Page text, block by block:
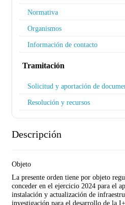
Normativa
Organismos
Información de contacto
Tramitación
Solicitud y aportación de
Resolución y recursos
Descripción
Objeto
La presente orden tiene por objeto
conceder en el ejercicio 2024 para el
instalación y actualización de
investigación para el desarrollo de la